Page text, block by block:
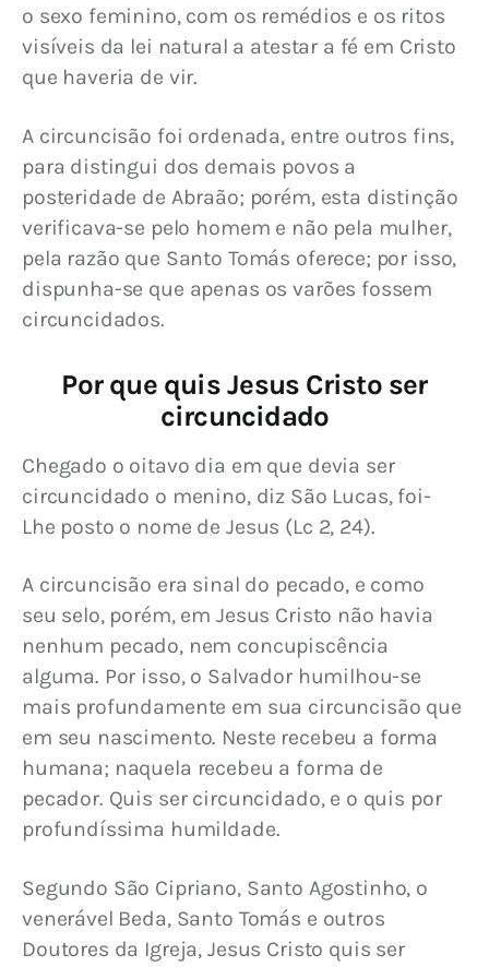
o sexo feminino, com os remédios e os ritos
visíveis da lei natural a atestar a fé em Cristo
que haveria de vir.
A circuncisão foi ordenada, entre outros fins,
para distingui dos demais povos a
posteridade de Abraão; porém, esta distinção
verificava-se pelo homem e não pela mulher,
pela razão que Santo Tomás oferece; por isso,
dispunha-se que apenas os varões fossem
circuncidados.
Por que quis Jesus Cristo ser
circuncidado
Chegado o oitavo dia em que devia ser
circuncidado o menino, diz São Lucas, foi-
Lhe posto o nome de Jesus (Lc 2, 24).
A circuncisão era sinal do pecado, e como
seu selo, porém, em Jesus Cristo não havia
nenhum pecado, nem concupiscência
alguma. Por isso, o Salvador humilhou-se
mais profundamente em sua circuncisão que
em seu nascimento. Neste recebeu a forma
humana; naquela recebeu a forma de
pecador. Quis ser circuncidado, e o quis por
profundíssima humildade.
Segundo São Cipriano, Santo Agostinho, o
venerável Beda, Santo Tomás e outros
Doutores da Igreja, Jesus Cristo quis ser